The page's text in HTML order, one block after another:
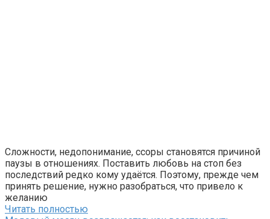
Сложности, недопонимание, ссоры становятся причиной
паузы в отношениях. Поставить любовь на стоп без
последствий редко кому удаётся. Поэтому, прежде чем
принять решение, нужно разобраться, что привело к
желанию
Читать полностью